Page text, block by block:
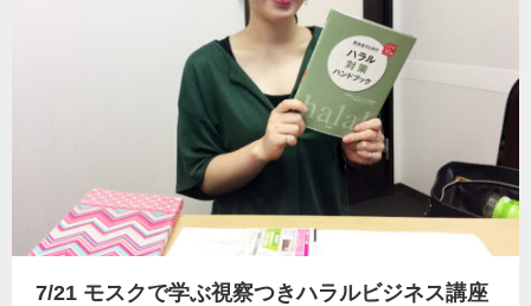
7/21 モスクで学ぶ視察つきハラルビジネス講座